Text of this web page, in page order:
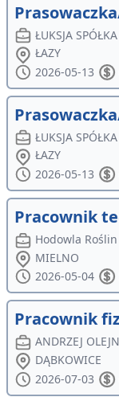
ŁUKSJA
ŁAZY
2026-05-13
ŁUKSJA
ŁAZY
2026-05-13
Pracownik
Hodowla
MIELNO
2026-05-04
Pracownik
ANDRZEJ
DĄBKOWICE
2026-07-03